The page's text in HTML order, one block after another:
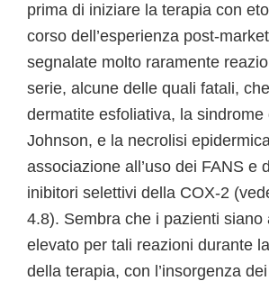
prima di iniziare la terapia con
corso dell’esperienza post-
segnalate molto raramente
serie, alcune delle quali fatali,
dermatite esfoliativa, la sindrome
Johnson, e la necrolisi
associazione all’uso dei FANS e
inibitori selettivi della COX-2
4.8). Sembra che i pazienti siano
elevato per tali reazioni durante
della terapia, con l’insorgenza